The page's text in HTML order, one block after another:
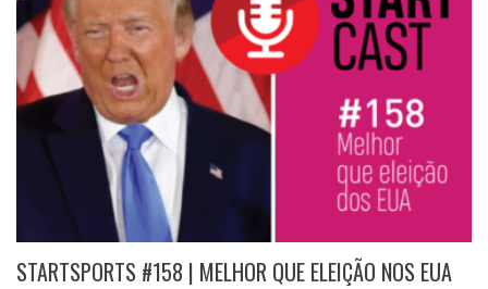
STARTSPORTS #158 | MELHOR QUE ELEIÇÃO NOS EUA